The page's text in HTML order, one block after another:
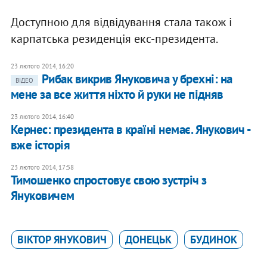
Доступною для відвідування стала також і
карпатська резиденція екс-президента.
23 лютого 2014, 16:20
ВІДЕО
Рибак викрив Януковича у брехні: на
мене за все життя ніхто й руки не підняв
23 лютого 2014, 16:40
Кернес: президента в країні немає. Янукович -
вже історія
23 лютого 2014, 17:58
Тимошенко спростовує свою зустріч з
Януковичем
ВІКТОР ЯНУКОВИЧ ДОНЕЦЬК БУДИНОК